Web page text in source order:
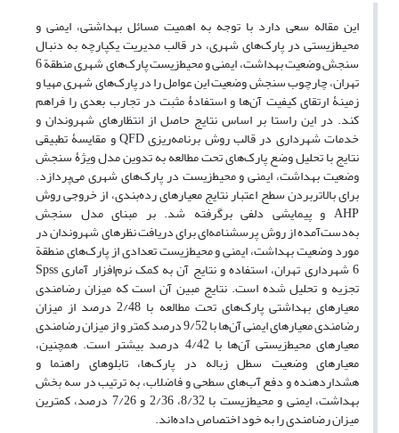
این مقاله سعی دارد با توجه به اهمیت مسائل بهداشتی، ایمنی و
محیط‌زیستی در پارک‌های شهری، در قالب مدیریت یکپارچه به دنبال
سنجش وضعیت بهداشت، ایمنی و محیط‌زیست پارک‌های شهری منطقة 6
تهران، چارچوب سنجش وضعیت این عوامل را در پارک‌های شهری مهیا و
زمینۀ ارتقای کیفیت آن‌ها و استفادۀ مثبت در تجارب بعدی را فراهم
کند. در این راستا بر اساس نتایج حاصل از انتظارهای شهروندان و
خدمات شهرداری در قالب روش برنامه‌ریزی QFD و مقایسۀ تطبیقی
نتایج با تحلیل وضع پارک‌های تحت مطالعه به تدوین مدل ویژۀ سنجش
وضعیت بهداشت، ایمنی و محیط‌زیست در پارک‌های شهری می‌پردازد.
برای بالاتربردن سطح اعتبار نتایج معیارهای رده‌بندی، از خروجی روش
AHP و پیمایشی دلفی برگرفته شد. بر مبنای مدل سنجش
به‌دست‌آمده از روش پرسشنامه‌ای برای دریافت نظرهای شهروندان در
مورد وضعیت بهداشت، ایمنی و محیط‌زیست تعدادی از پارک‌های منطقة
6 شهرداری تهران، استفاده و نتایج آن به کمک نرم‌افزار آماری Spss
تجزیه و تحلیل شده است. نتایج مبین آن است که میزان رضامندی
معیارهای بهداشتی پارک‌های تحت مطالعه با 2/48 درصد از میزان
رضامندی معیار‌های ایمنی آن‌ها با 9/52 درصد کمتر و از میزان رضامندی
معیار‌های محیط‌زیستی آن‌ها با 4/42 درصد بیشتر است. همچنین،
معیارهای وضعیت سطل زباله در پارک‌ها، تابلوهای راهنما و
هشدار‌دهنده و دفع آب‌های سطحی و فاضلاب، به ترتیب در سه بخش
بهداشت، ایمنی و محیط‌زیست با 8/32، 2/36 و 7/26 درصد، کمترین
میزان رضامندی را به خود اختصاص داده‌اند.